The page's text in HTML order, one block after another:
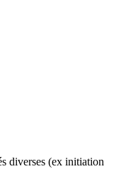
diverses (ex initiation